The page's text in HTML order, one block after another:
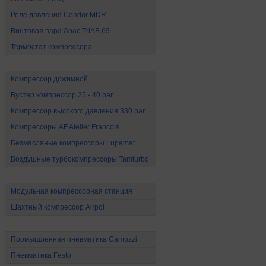
Реле давления Condor MDR
Винтовая пара Abac TriAB 69
Термостат компрессора
Компрессор дожимной
Бустер компрессор 25 - 40 bar
Компрессор высокого давления 330 bar
Компрессоры AF Atelier Francois
Безмасляные компрессоры Lupamat
Воздушные турбокомпрессоры Tamturbo
Модульная компрессорная станция
Шахтный компрессор Airpol
Промышленная пневматика Camozzi
Пневматика Festo